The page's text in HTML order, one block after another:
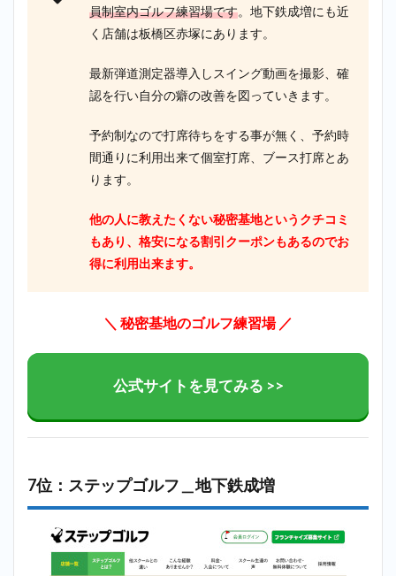
員制室内ゴルフ練習場です。地下鉄成増にも近
く店舗は板橋区赤塚にあります。
最新弾道測定器導入しスイング動画を撮影、確
認を行い自分の癖の改善を図っていきます。
予約制なので打席待ちをする事が無く、予約時
間通りに利用出来て個室打席、ブース打席とあ
ります。
他の人に教えたくない秘密基地というクチコミ
もあり、格安になる割引クーポンもあるのでお
得に利用出来ます。
＼ 秘密基地のゴルフ練習場／
公式サイトを見てみる >>
7位：ステップゴルフ＿地下鉄成増